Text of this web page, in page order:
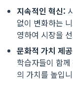
지속적인 혁신:
없이 변화하는
영하여 시장을
문화적 가치 제
학습자들이 함
의 가치를 높입